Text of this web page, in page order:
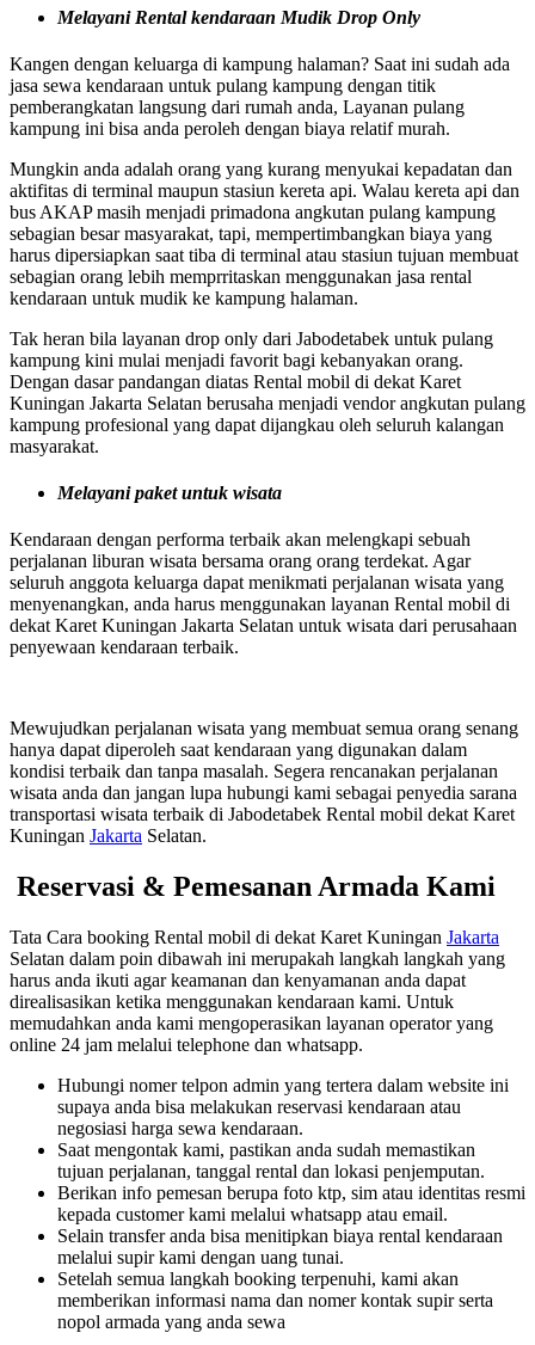
Melayani Rental kendaraan Mudik Drop Only
Kangen dengan keluarga di kampung halaman? Saat ini sudah ada
jasa sewa kendaraan untuk pulang kampung dengan titik
pemberangkatan langsung dari rumah anda, Layanan pulang
kampung ini bisa anda peroleh dengan biaya relatif murah.
Mungkin anda adalah orang yang kurang menyukai kepadatan dan
aktifitas di terminal maupun stasiun kereta api. Walau kereta api dan
bus AKAP masih menjadi primadona angkutan pulang kampung
sebagian besar masyarakat, tapi, mempertimbangkan biaya yang
harus dipersiapkan saat tiba di terminal atau stasiun tujuan membuat
sebagian orang lebih memprritaskan menggunakan jasa rental
kendaraan untuk mudik ke kampung halaman.
Tak heran bila layanan drop only dari Jabodetabek untuk pulang
kampung kini mulai menjadi favorit bagi kebanyakan orang.
Dengan dasar pandangan diatas Rental mobil di dekat Karet
Kuningan Jakarta Selatan berusaha menjadi vendor angkutan pulang
kampung profesional yang dapat dijangkau oleh seluruh kalangan
masyarakat.
Melayani paket untuk wisata
Kendaraan dengan performa terbaik akan melengkapi sebuah
perjalanan liburan wisata bersama orang orang terdekat. Agar
seluruh anggota keluarga dapat menikmati perjalanan wisata yang
menyenangkan, anda harus menggunakan layanan Rental mobil di
dekat Karet Kuningan Jakarta Selatan untuk wisata dari perusahaan
penyewaan kendaraan terbaik.
Mewujudkan perjalanan wisata yang membuat semua orang senang
hanya dapat diperoleh saat kendaraan yang digunakan dalam
kondisi terbaik dan tanpa masalah. Segera rencanakan perjalanan
wisata anda dan jangan lupa hubungi kami sebagai penyedia sarana
transportasi wisata terbaik di Jabodetabek Rental mobil dekat Karet
Kuningan Jakarta Selatan.
Reservasi & Pemesanan Armada Kami
Tata Cara booking Rental mobil di dekat Karet Kuningan Jakarta
Selatan dalam poin dibawah ini merupakah langkah langkah yang
harus anda ikuti agar keamanan dan kenyamanan anda dapat
direalisasikan ketika menggunakan kendaraan kami. Untuk
memudahkan anda kami mengoperasikan layanan operator yang
online 24 jam melalui telephone dan whatsapp.
Hubungi nomer telpon admin yang tertera dalam website ini
supaya anda bisa melakukan reservasi kendaraan atau
negosiasi harga sewa kendaraan.
Saat mengontak kami, pastikan anda sudah memastikan
tujuan perjalanan, tanggal rental dan lokasi penjemputan.
Berikan info pemesan berupa foto ktp, sim atau identitas resmi
kepada customer kami melalui whatsapp atau email.
Selain transfer anda bisa menitipkan biaya rental kendaraan
melalui supir kami dengan uang tunai.
Setelah semua langkah booking terpenuhi, kami akan
memberikan informasi nama dan nomer kontak supir serta
nopol armada yang anda sewa